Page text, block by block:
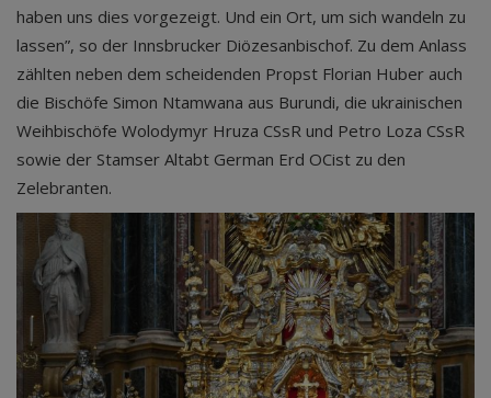
haben uns dies vorgezeigt. Und ein Ort, um sich wandeln zu
lassen”, so der Innsbrucker Diözesanbischof. Zu dem Anlass
zählten neben dem scheidenden Propst Florian Huber auch
die Bischöfe Simon Ntamwana aus Burundi, die ukrainischen
Weihbischöfe Wolodymyr Hruza CSsR und Petro Loza CSsR
sowie der Stamser Altabt German Erd OCist zu den
Zelebranten.